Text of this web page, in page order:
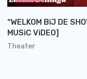
Theater
“WELKOM BiJ DE
MUSiC ViDEO]